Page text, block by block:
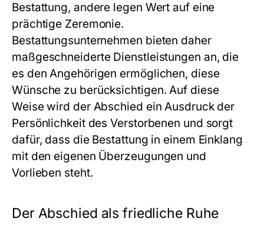
Bestattung, andere legen Wert auf eine
prächtige Zeremonie.
Bestattungsunternehmen bieten daher
maßgeschneiderte Dienstleistungen an, die
es den Angehörigen ermöglichen, diese
Wünsche zu berücksichtigen. Auf diese
Weise wird der Abschied ein Ausdruck der
Persönlichkeit des Verstorbenen und sorgt
dafür, dass die Bestattung in einem Einklang
mit den eigenen Überzeugungen und
Vorlieben steht.
Der Abschied als friedliche Ruhe